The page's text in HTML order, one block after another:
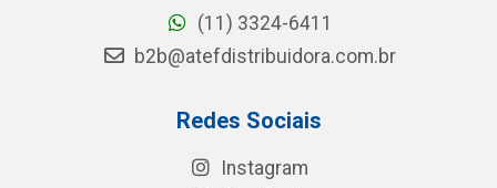
(11) 3324-6411
b2b@atefdistribuidora.com.br
Redes Sociais
Instagram